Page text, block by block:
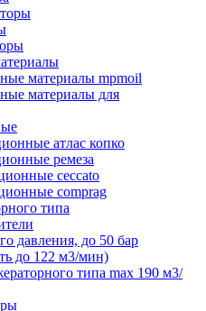
материалы mpmoil
материалы для
атлас копко
ремеза
ceccato
comprag
типа
давления, до 50 бар
до 122 м3/мин)
типа max 190 м3/